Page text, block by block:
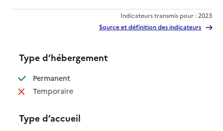
Indicateurs transmis pour : 2023
Source et définition des indicateurs
Type d’hébergement
Permanent: disponible
Temporaire: non disponible
Type d’accueil